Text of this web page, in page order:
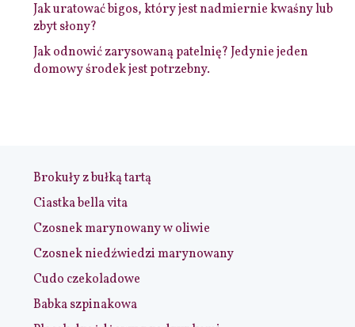
Jak uratować bigos, który jest nadmiernie kwaśny lub
zbyt słony?
Jak odnowić zarysowaną patelnię? Jedynie jeden
domowy środek jest potrzebny.
Brokuły z bułką tartą
Ciastka bella vita
Czosnek marynowany w oliwie
Czosnek niedźwiedzi marynowany
Cudo czekoladowe
Babka szpinakowa